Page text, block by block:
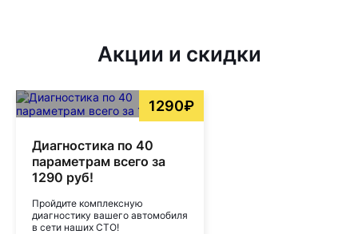
Акции и скидки
1290₽
Диагностика по 40
параметрам всего за
1290 руб!
Пройдите комплексную
диагностику вашего автомобиля
в сети наших СТО!